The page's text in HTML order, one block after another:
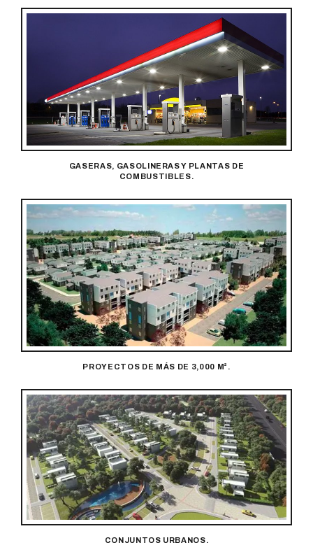
GASERAS, GASOLINERAS Y PLANTAS DE
COMBUSTIBLES.
PROYECTOS DE MÁS DE 3,000 M².
CONJUNTOS URBANOS.